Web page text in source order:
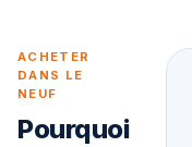
ACHETER
DANS LE
NEUF
Pourquoi